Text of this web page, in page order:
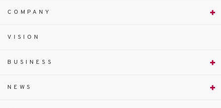
COMPANY
VISION
BUSINESS
NEWS